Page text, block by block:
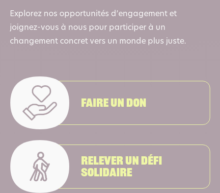
Explorez nos opportunités d’engagement et
joignez-vous à nous pour participer à un
changement concret vers un monde plus juste.
Faire un don
Relever un défi
solidaire